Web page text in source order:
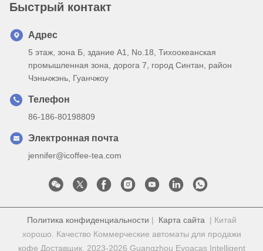
Быстрый контакт
Адрес
5 этаж, зона Б, здание А1, No.18, Тихоокеанская
промышленная зона, дорога 7, город Синтан, район
Чэньчжэнь, Гуанчжоу
Телефон
86-186-80198809
Электронная почта
jennifer@icoffee-tea.com
Политика конфиденциальности | Карта сайта | Китай
хорошо. Качество Коммерческие автоматы для продажи
кофе Доставщик. 2023-2026 Guangzhou Evoacas Intelligent